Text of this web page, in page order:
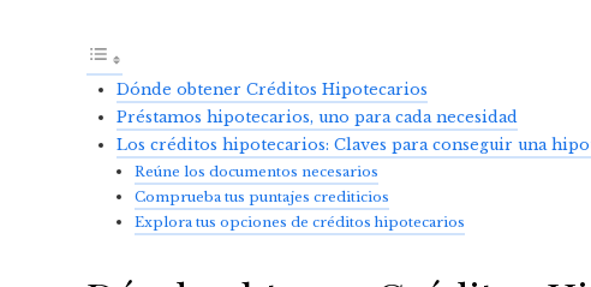
Dónde obtener Créditos Hipotecarios
Préstamos hipotecarios, uno para cada necesidad
Los créditos hipotecarios: Claves para conseguir una
Reúne los documentos necesarios
Comprueba tus puntajes crediticios
Explora tus opciones de créditos hipotecarios